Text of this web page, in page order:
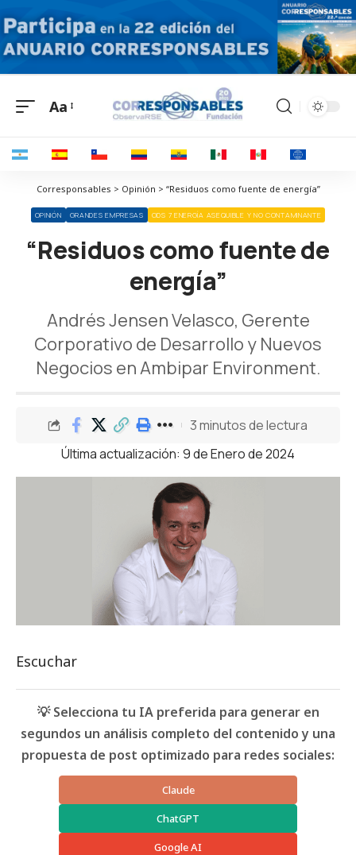
Aa
Corresponsables > Opinión > “Residuos como fuente de energía”
OPINIÓN GRANDES EMPRESAS ODS 7 ENERGÍA ASEQUIBLE Y NO CONTAMINANTE
“Residuos como fuente de
energía”
Andrés Jensen Velasco, Gerente
Corporativo de Desarrollo y Nuevos
Negocios en Ambipar Environment.
Última actualización: 9 de Enero de 2024
3 minutos de lectura
Escuchar
💡 Selecciona tu IA preferida para generar en
segundos un análisis completo del contenido y una
propuesta de post optimizado para redes sociales:
Claude
ChatGPT
Google AI